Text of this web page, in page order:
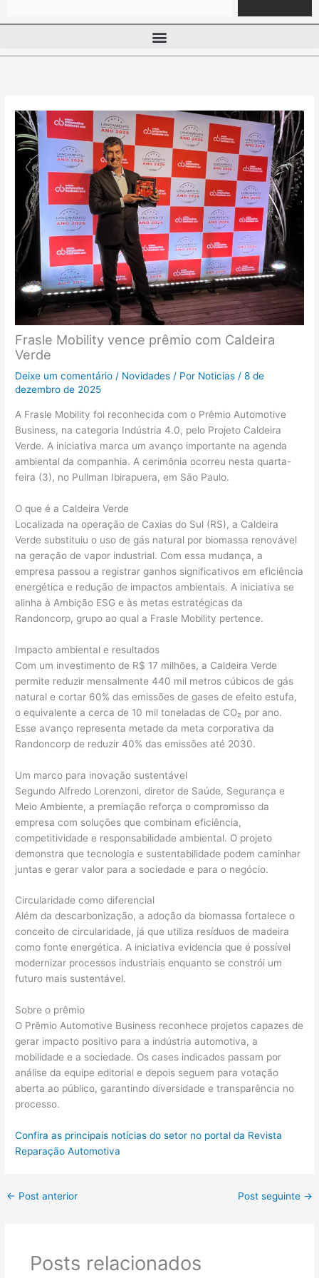
Frasle Mobility vence prêmio com Caldeira
Verde
Deixe um comentário / Novidades / Por Noticias/8 de
dezembro de 2025
A Frasle Mobility foi reconhecida com o Prêmio Automotive
Business, na categoria Indústria 4.0, pelo Projeto Caldeira
Verde. A iniciativa marca um avanço importante na agenda
ambiental da companhia. A cerimônia ocorreu nesta quarta-
feira (3), no Pullman Ibirapuera, em São Paulo.
O que é a Caldeira Verde
Localizada na operação de Caxias do Sul (RS), a Caldeira
Verde substituiu o uso de gás natural por biomassa renovável
na geração de vapor industrial. Com essa mudança, a
empresa passou a registrar ganhos significativos em eficiência
energética e redução de impactos ambientais. A iniciativa se
alinha à Ambição ESG e às metas estratégicas da
Randoncorp, grupo ao qual a Frasle Mobility pertence.
Impacto ambiental e resultados
Com um investimento de R$ 17 milhões, a Caldeira Verde
permite reduzir mensalmente 440 mil metros cúbicos de gás
natural e cortar 60% das emissões de gases de efeito estufa,
o equivalente a cerca de 10 mil toneladas de CO₂ por ano.
Esse avanço representa metade da meta corporativa da
Randoncorp de reduzir 40% das emissões até 2030.
Um marco para inovação sustentável
Segundo Alfredo Lorenzoni, diretor de Saúde, Segurança e
Meio Ambiente, a premiação reforça o compromisso da
empresa com soluções que combinam eficiência,
competitividade e responsabilidade ambiental. O projeto
demonstra que tecnologia e sustentabilidade podem caminhar
juntas e gerar valor para a sociedade e para o negócio.
Circularidade como diferencial
Além da descarbonização, a adoção da biomassa fortalece o
conceito de circularidade, já que utiliza resíduos de madeira
como fonte energética. A iniciativa evidencia que é possível
modernizar processos industriais enquanto se constrói um
futuro mais sustentável.
Sobre o prêmio
O Prêmio Automotive Business reconhece projetos capazes de
gerar impacto positivo para a indústria automotiva, a
mobilidade e a sociedade. Os cases indicados passam por
análise da equipe editorial e depois seguem para votação
aberta ao público, garantindo diversidade e transparência no
processo.
Confira as principais notícias do setor no portal da Revista
Reparação Automotiva
← Post anterior Post seguinte →
Posts relacionados